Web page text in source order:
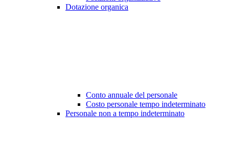
Dotazione organica
Conto annuale del personale
Costo personale tempo indeterminato
Personale non a tempo indeterminato